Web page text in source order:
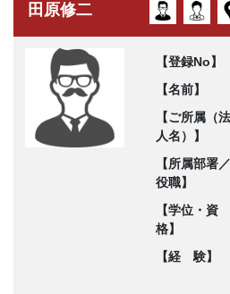
田原修二
【登録No】
【名前】
【ご所属（法
人名）】
【所属部署／
役職】
【学位・資
格】
【経 験】